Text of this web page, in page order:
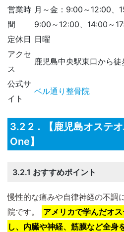
営業時
間
月～金：9:00～12:00、
9:00～12:00、14:00～
定休日 日曜
アクセ
ス
鹿児島中央駅東口から徒
公式サ
イト
ベル通り整骨院
3.2 2．【鹿児島オステ
One】
3.2.1 おすすめポイント
慢性的な痛みや自律神経の不調
院です。
アメリカで学んだオ
し、内臓や神経、筋膜など全身